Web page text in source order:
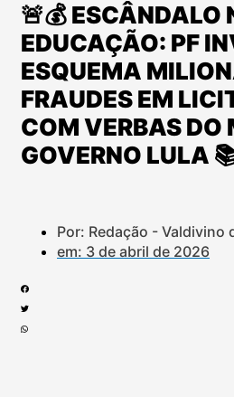
🚨💰 ESCÂNDALO
EDUCAÇÃO: PF
ESQUEMA
FRAUDES EM
COM VERBAS DO
GOVERNO LULA
Por: Redação - Valdivino
em: 3 de abril de 2026